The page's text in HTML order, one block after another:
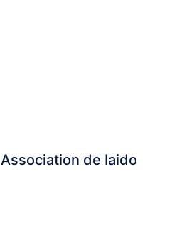
Association de Iaido